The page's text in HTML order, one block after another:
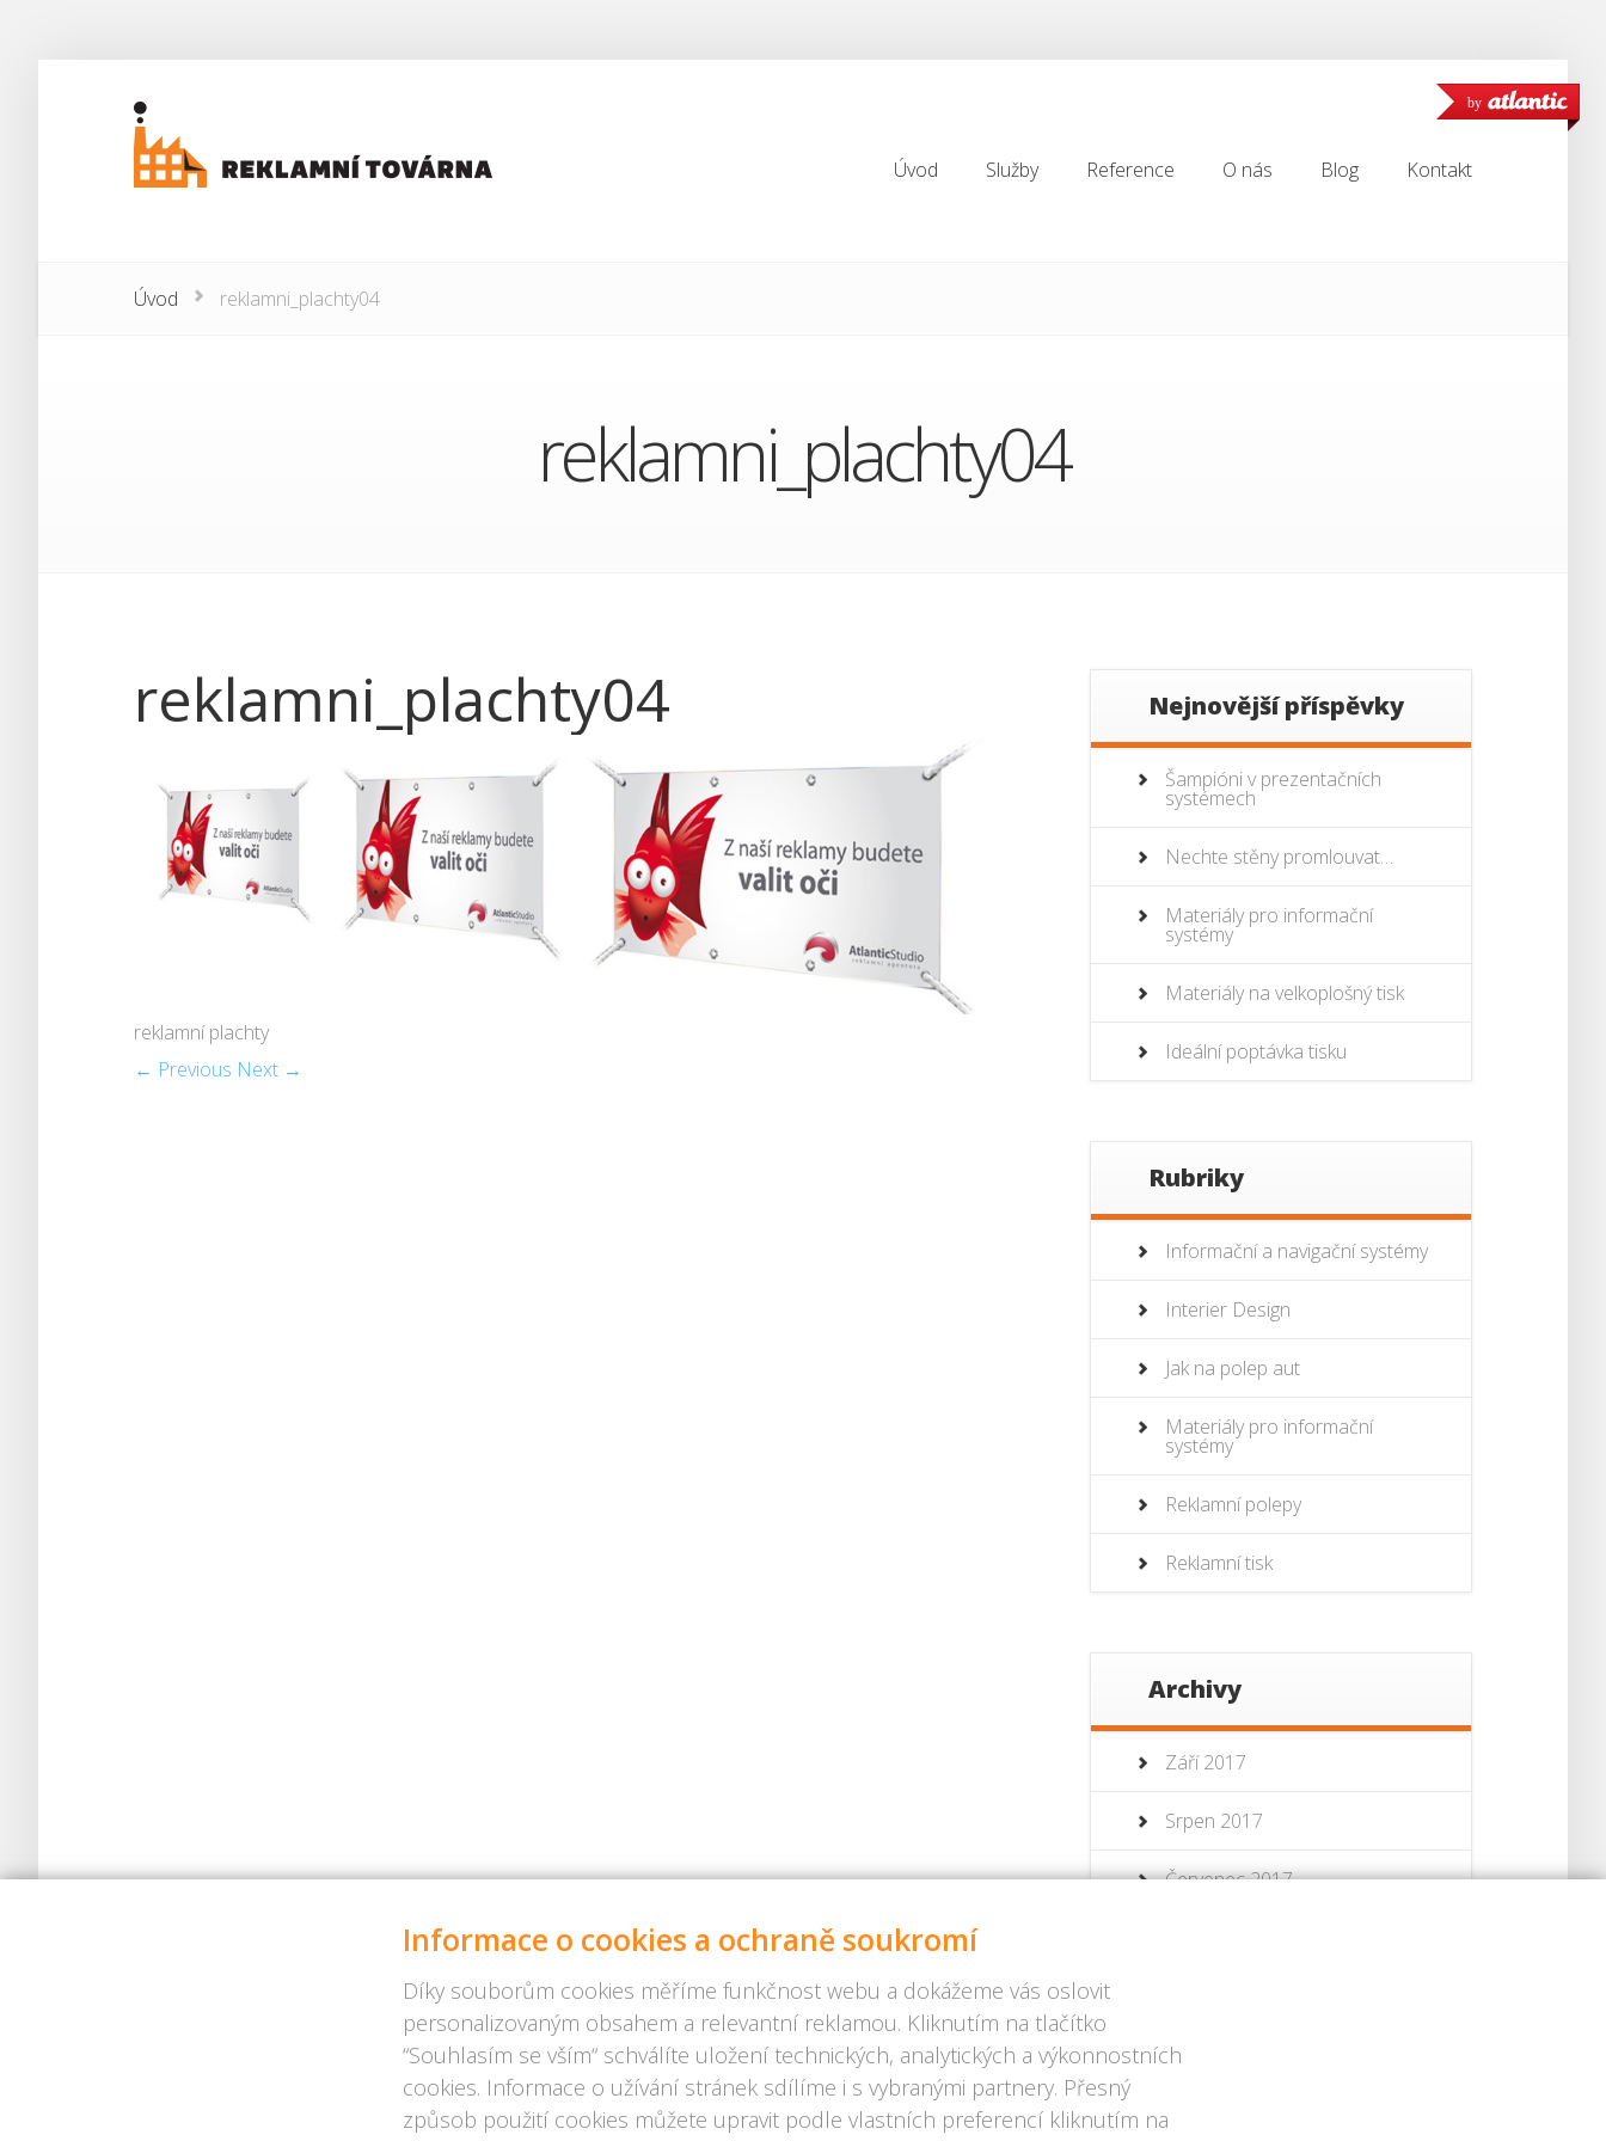
by
Úvod
Služby
Reference
O nás
Blog
Kontakt
Úvod reklamni_plachty04
reklamni_plachty04
reklamni_plachty04
reklamní plachty
← Previous Next →
Nejnovější příspěvky
Šampióni v prezentačních
systémech
Nechte stěny promlouvat…
Materiály pro informační
systémy
Materiály na velkoplošný tisk
Ideální poptávka tisku
Rubriky
Informační a navigační systémy
Interier Design
Jak na polep aut
Materiály pro informační
systémy
Reklamní polepy
Reklamní tisk
Archivy
Září 2017
Srpen 2017
Červenec 2017
Informace o cookies a ochraně soukromí
Díky souborům cookies měříme funkčnost webu a dokážeme vás oslovit
personalizovaným obsahem a relevantní reklamou. Kliknutím na tlačítko
“Souhlasím se vším“ schválíte uložení technických, analytických a výkonnostních
cookies. Informace o užívání stránek sdílíme i s vybranými partnery. Přesný
způsob použití cookies můžete upravit podle vlastních preferencí kliknutím na